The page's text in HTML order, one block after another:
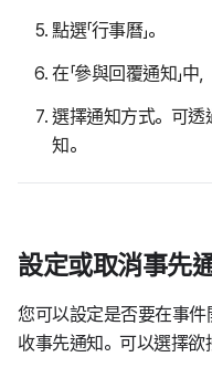
點選「行事曆」。
在「參與回覆通知」
選擇通知方式。可透過
知。
設定或取消事先
您可以設定是否要在事
收事先通知。可以選擇欲